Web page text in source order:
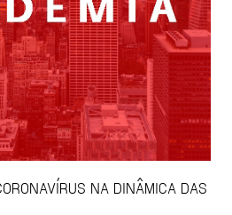
NA DINÂMICA DAS